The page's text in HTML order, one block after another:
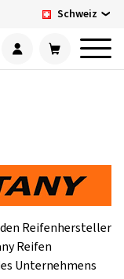
Schweiz
Reifenhersteller
Reifen
Unternehmens